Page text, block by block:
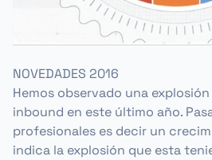
NOVEDADES 2016
Hemos observado una
inbound en este último año.
profesionales es decir un
indica la explosión que esta